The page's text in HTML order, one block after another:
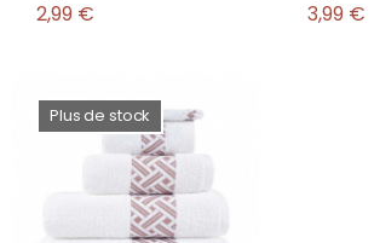
2,99 € 3,99 €
Plus de stock